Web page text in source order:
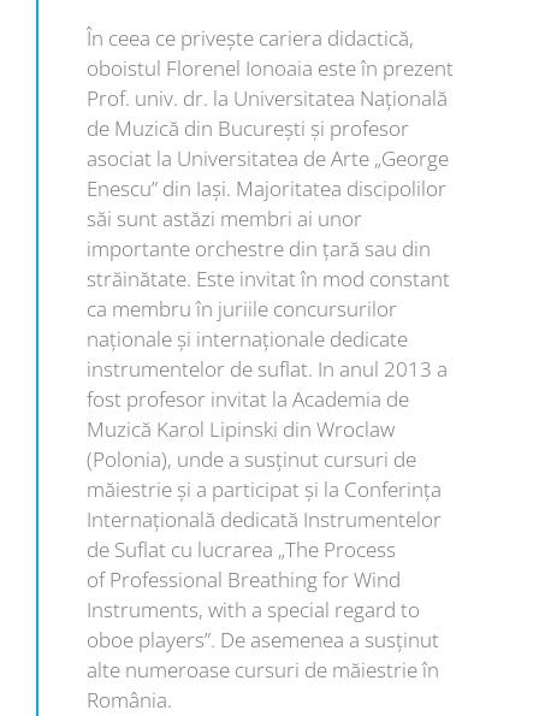
În ceea ce priveşte cariera didactică,
oboistul Florenel Ionoaia este în prezent
Prof. univ. dr. la Universitatea Naţională
de Muzică din Bucureşti şi profesor
asociat la Universitatea de Arte „George
Enescu” din Iaşi. Majoritatea discipolilor
săi sunt astăzi membri ai unor
importante orchestre din ţară sau din
străinătate. Este invitat în mod constant
ca membru în juriile concursurilor
naţionale şi internaţionale dedicate
instrumentelor de suflat. In anul 2013 a
fost profesor invitat la Academia de
Muzică Karol Lipinski din Wroclaw
(Polonia), unde a susţinut cursuri de
măiestrie şi a participat şi la Conferinţa
Internaţională dedicată Instrumentelor
de Suflat cu lucrarea „The Process
of Professional Breathing for Wind
Instruments, with a special regard to
oboe players”. De asemenea a susţinut
alte numeroase cursuri de măiestrie în
România.